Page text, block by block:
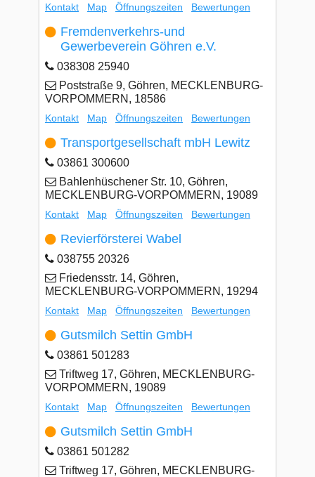
Kontakt Map Öffnungszeiten Bewertungen
Fremdenverkehrs-und
Gewerbeverein Göhren e.V.
038308 25940
Poststraße 9, Göhren, MECKLENBURG-
VORPOMMERN, 18586
Kontakt Map Öffnungszeiten Bewertungen
Transportgesellschaft mbH Lewitz
03861 300600
Bahlenhüschener Str. 10, Göhren,
MECKLENBURG-VORPOMMERN, 19089
Kontakt Map Öffnungszeiten Bewertungen
Revierförsterei Wabel
038755 20326
Friedensstr. 14, Göhren,
MECKLENBURG-VORPOMMERN, 19294
Kontakt Map Öffnungszeiten Bewertungen
Gutsmilch Settin GmbH
03861 501283
Triftweg 17, Göhren, MECKLENBURG-
VORPOMMERN, 19089
Kontakt Map Öffnungszeiten Bewertungen
Gutsmilch Settin GmbH
03861 501282
Triftweg 17, Göhren, MECKLENBURG-